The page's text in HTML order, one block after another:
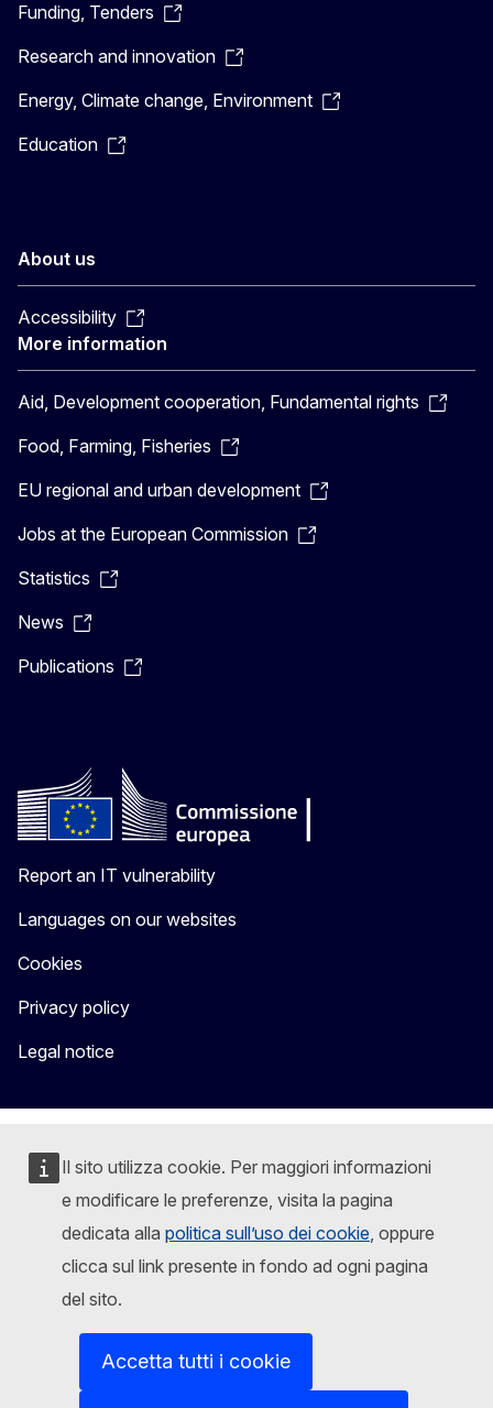
Il sito utilizza cookie. Per maggiori informazioni
e modificare le preferenze, visita la pagina
dedicata alla politica sull’uso dei cookie, oppure
clicca sul link presente in fondo ad ogni pagina
del sito.
Accetta tutti i cookie
Funding, Tenders
Research and innovation
Energy, Climate change, Environment
Education
About us
Accessibility
More information
Aid, Development cooperation, Fundamental rights
Food, Farming, Fisheries
EU regional and urban development
Jobs at the European Commission
Statistics
News
Publications
Report an IT vulnerability
Languages on our websites
Cookies
Privacy policy
Legal notice